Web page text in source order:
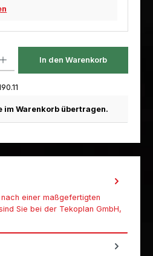
In den Warenkorb
im Warenkorb übertragen.
einer maßgefertigten
Sie bei der Tekoplan GmbH,